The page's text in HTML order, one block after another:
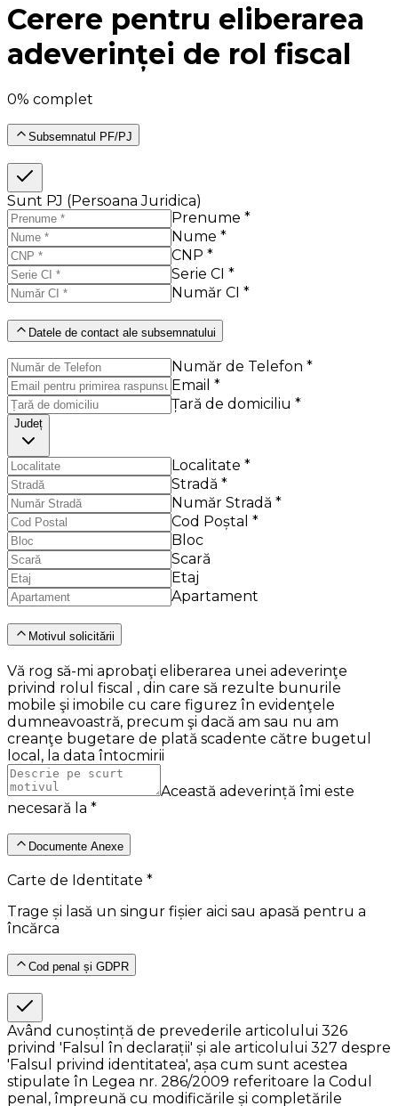
Cerere pentru eliberarea
adeverinței de rol fiscal
0% complet
Subsemnatul PF/PJ
Sunt PJ (Persoana Juridica)
Prenume *
Nume *
CNP *
Serie CI *
Număr CI *
Datele de contact ale subsemnatului
Număr de Telefon *
Email *
Țară de domiciliu *
Județ
Localitate *
Stradă *
Număr Stradă *
Cod Poștal *
Bloc
Scară
Etaj
Apartament
Motivul solicitării
Vă rog să-mi aprobaţi eliberarea unei adeverinţe
privind rolul fiscal , din care să rezulte bunurile
mobile şi imobile cu care figurez în evidenţele
dumneavoastră, precum şi dacă am sau nu am
creanţe bugetare de plată scadente către bugetul
local, la data întocmirii
Această adeverință îmi este
necesară la *
Documente Anexe
Carte de Identitate *
Trage și lasă un singur fișier aici sau apasă pentru a
încărca
Cod penal și GDPR
Având cunoștință de prevederile articolului 326
privind 'Falsul în declarații' și ale articolului 327 despre
'Falsul privind identitatea', așa cum sunt acestea
stipulate în Legea nr. 286/2009 referitoare la Codul
penal, împreună cu modificările și completările